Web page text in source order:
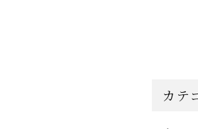
カテ